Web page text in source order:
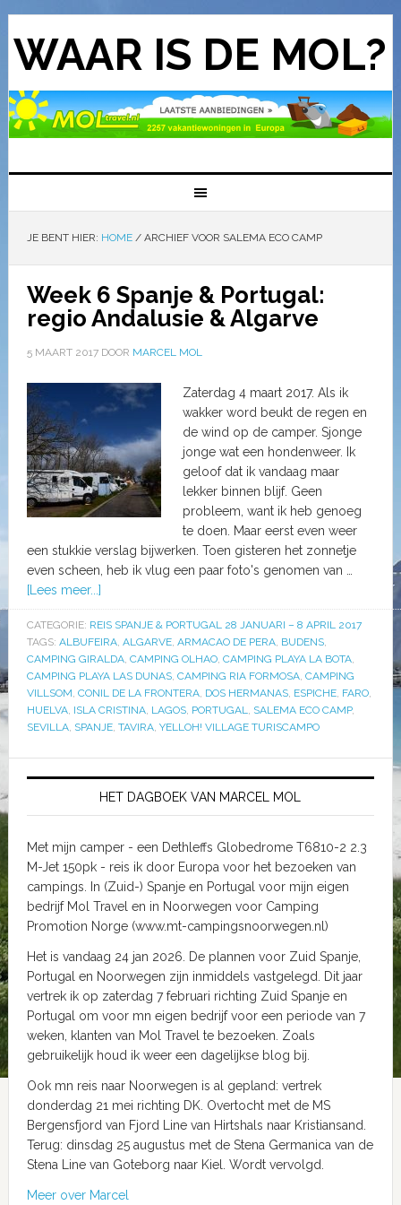
WAAR IS DE MOL?
JE BENT HIER: HOME /ARCHIEF VOOR SALEMA ECO CAMP
Week 6 Spanje & Portugal:
regio Andalusie & Algarve
5 MAART 2017DOOR MARCEL MOL
Zaterdag 4 maart 2017. Als ik
wakker word beukt de regen en
de wind op de camper. Sjonge
jonge wat een hondenweer. Ik
geloof dat ik vandaag maar
lekker binnen blijf. Geen
probleem, want ik heb genoeg
te doen. Maar eerst even weer
een stukkie verslag bijwerken. Toen gisteren het zonnetje
even scheen, heb ik vlug een paar foto's genomen van …
[Lees meer...]
CATEGORIE: REIS SPANJE & PORTUGAL 28 JANUARI – 8 APRIL 2017
TAGS: ALBUFEIRA, ALGARVE, ARMACAO DE PERA, BUDENS,
CAMPING GIRALDA, CAMPING OLHAO, CAMPING PLAYA LA BOTA,
CAMPING PLAYA LAS DUNAS, CAMPING RIA FORMOSA, CAMPING
VILLSOM, CONIL DE LA FRONTERA, DOS HERMANAS, ESPICHE, FARO,
HUELVA, ISLA CRISTINA, LAGOS, PORTUGAL, SALEMA ECO CAMP,
SEVILLA, SPANJE, TAVIRA, YELLOH! VILLAGE TURISCAMPO
HET DAGBOEK VAN MARCEL MOL
Met mijn camper - een Dethleffs Globedrome T6810-2 2.3
M-Jet 150pk - reis ik door Europa voor het bezoeken van
campings. In (Zuid-) Spanje en Portugal voor mijn eigen
bedrijf Mol Travel en in Noorwegen voor Camping
Promotion Norge (www.mt-campingsnoorwegen.nl)
Het is vandaag 24 jan 2026. De plannen voor Zuid Spanje,
Portugal en Noorwegen zijn inmiddels vastgelegd. Dit jaar
vertrek ik op zaterdag 7 februari richting Zuid Spanje en
Portugal om voor mn eigen bedrijf voor een periode van 7
weken, klanten van Mol Travel te bezoeken. Zoals
gebruikelijk houd ik weer een dagelijkse blog bij.
Ook mn reis naar Noorwegen is al gepland: vertrek
donderdag 21 mei richting DK. Overtocht met de MS
Bergensfjord van Fjord Line van Hirtshals naar Kristiansand.
Terug: dinsdag 25 augustus met de Stena Germanica van de
Stena Line van Goteborg naar Kiel. Wordt vervolgd.
Meer over Marcel